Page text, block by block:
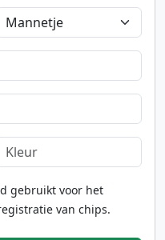
gebruikt voor het
van chips.